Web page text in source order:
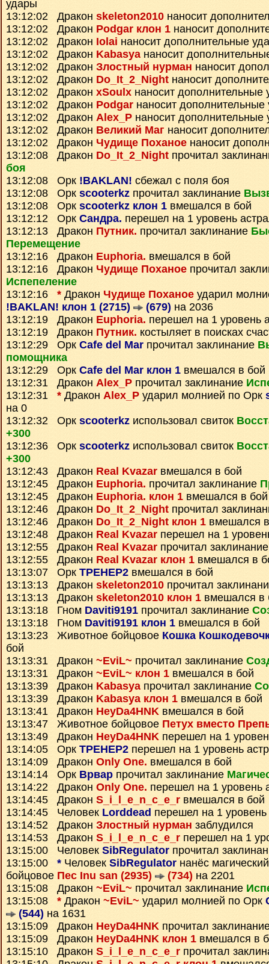
удары
13:12:02 Дракон skeleton2010 наносит
13:12:02 Дракон Podgar клон 1 наносит
13:12:02 Дракон Iolai наносит дополнительные
13:12:02 Дракон Kabasyaнаносит
13:12:02 Дракон Злостный нурман наносит
13:12:02 Дракон Do_It_2_Night наносит
13:12:02 Дракон xSoulx наносит дополнительные
13:12:02 Дракон Podgar наносит дополнительные
13:12:02 Дракон Alex_P наносит дополнительные
13:12:02 Дракон Великий Маг наносит
13:12:02 Дракон Чудище Поханое наносит
13:12:08 Дракон Do_It_2_Night прочитал
боя
13:12:08 Орк !BAKLAN! сбежал с поля боя
13:12:08 Орк scooterkz прочитал заклинание
13:12:08 Орк scooterkz клон 1 вмешался в бой
13:12:12 Орк Сандра. перешел на 1 уровень
13:12:13 Дракон Путник. прочитал заклинание
Перемещение
13:12:16 Дракон Euphoria. вмешался в бой
13:12:16 Дракон Чудище Поханое прочитал
Испепеление
13:12:16 * Дракон Чудище Поханое ударил
!BAKLAN! клон 1 (2715)
(679) на 2036
13:12:19 Дракон Euphoria. перешел на 1 уровень
13:12:19 Дракон Путник. костыляет в поисках
13:12:29 Орк Cafe del Mar прочитал заклинание
помощника
13:12:29 Орк Cafe del Mar клон 1 вмешался в бой
13:12:31 Дракон Alex_P прочитал заклинание
13:12:31 * Дракон Alex_P ударил молнией по Орк
на 0
13:12:32 Орк scooterkz использовал свиток
+300
13:12:36 Орк scooterkz использовал свиток
+300
13:12:43 Дракон Real Kvazar вмешался в бой
13:12:45 Дракон Euphoria. прочитал заклинание
13:12:45 Дракон Euphoria. клон 1 вмешался в бой
13:12:46 Дракон Do_It_2_Night прочитал
13:12:46 Дракон Do_It_2_Night клон 1 вмешался
13:12:48 Дракон Real Kvazar перешел на 1
13:12:55 Дракон Real Kvazar прочитал
13:12:55 Дракон Real Kvazar клон 1 вмешался в
13:13:07 Орк TPEHEP2 вмешался в бой
13:13:13 Дракон skeleton2010 прочитал
13:13:13 Дракон skeleton2010 клон 1 вмешался в
13:13:18 Гном Daviti9191 прочитал заклинание
13:13:18 Гном Daviti9191 клон 1 вмешался в бой
13:13:23 Животное бойцовое Кошка
бой
13:13:31 Дракон ~EviL~ прочитал заклинание
13:13:31 Дракон ~EviL~ клон 1 вмешался в бой
13:13:39 Дракон Kabasyaпрочитал заклинание
13:13:39 Дракон Kabasya клон 1 вмешался в бой
13:13:41 Дракон HeyDa4HNK вмешался в бой
13:13:47 Животное бойцовое Петух вместо
13:13:49 Дракон HeyDa4HNK перешел на 1
13:14:05 Орк TPEHEP2 перешел на 1 уровень
13:14:09 Дракон Only One. вмешался в бой
13:14:14 Орк Врвар прочитал заклинание
13:14:22 Дракон Only One. перешел на 1 уровень
13:14:45 Дракон S_i_l_e_n_c_e_r вмешался в бой
13:14:45 Человек Lorddead перешел на 1 уровень
13:14:52 Дракон Злостный нурман заблудился
13:14:53 Дракон S_i_l_e_n_c_e_r перешел на 1
13:15:00 Человек SibRegulator прочитал
13:15:00 * Человек SibRegulator нанёс
бойцовое Пес Inu san (2935) (734) на 2201
13:15:08 Дракон ~EviL~ прочитал заклинание
13:15:08 * Дракон ~EviL~ ударил молнией по Орк
(544) на 1631
13:15:09 Дракон HeyDa4HNK прочитал
13:15:09 Дракон HeyDa4HNK клон 1 вмешался в
13:15:10 Дракон S_i_l_e_n_c_e_r прочитал